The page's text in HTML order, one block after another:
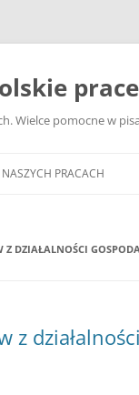
Wielce pomocne w
PRACACH
DZIAŁALNOŚCI
z